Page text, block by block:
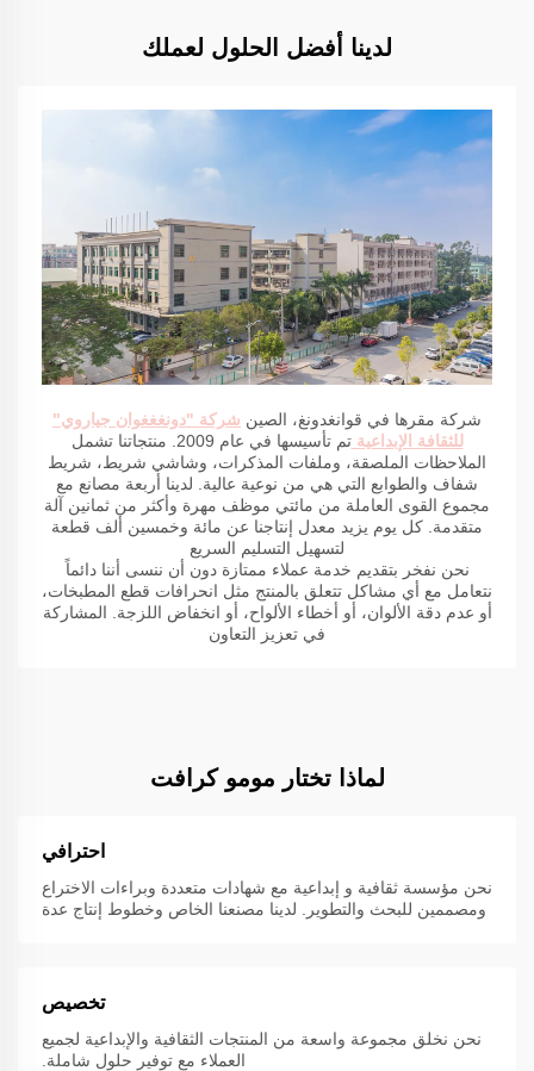
لدينا أفضل الحلول لعملك
شركة مقرها في قوانغدونغ، الصين شركة "دونغغغوان جياروي"
للثقافة الإبداعية
تم تأسيسها في عام 2009. منتجاتنا تشمل
الملاحظات الملصقة، وملفات المذكرات، وشاشي شريط، شريط
شفاف والطوابع التي هي من نوعية عالية. لدينا أربعة مصانع مع
مجموع القوى العاملة من مائتي موظف مهرة وأكثر من ثمانين آلة
متقدمة. كل يوم يزيد معدل إنتاجنا عن مائة وخمسين ألف قطعة
لتسهيل التسليم السريع
نحن نفخر بتقديم خدمة عملاء ممتازة دون أن ننسى أننا دائماً
نتعامل مع أي مشاكل تتعلق بالمنتج مثل انحرافات قطع المطبخات،
أو عدم دقة الألوان، أو أخطاء الألواح، أو انخفاض اللزجة. المشاركة
في تعزيز التعاون
لماذا تختار مومو كرافت
احترافي
نحن مؤسسة ثقافية و إبداعية مع شهادات متعددة وبراءات الاختراع
ومصممين للبحث والتطوير. لدينا مصنعنا الخاص وخطوط إنتاج عدة
تخصيص
نحن نخلق مجموعة واسعة من المنتجات الثقافية والإبداعية لجميع
العملاء مع توفير حلول شاملة.